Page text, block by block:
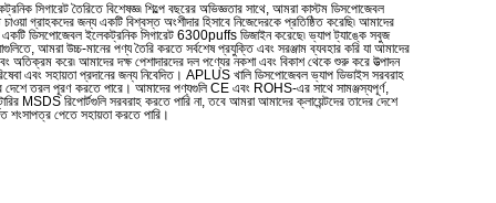
সিগারেট তৈরিতে বিশেষজ্ঞ৷ শিল্পে বছরের অভিজ্ঞতার সাথে, আমরা কাস্টম ডিসপোজেবল
গ্রাহকদের জন্য একটি বিশ্বস্ত অংশীদার হিসাবে নিজেদেরকে প্রতিষ্ঠিত করেছি৷ আমাদের
ডিসপোজেবল ইলেকট্রনিক সিগারেট 6300puffs ডিজাইন করেছে৷ ভ্যাপ ট্যাঙ্কে সবুজ
আমরা উচ্চ-মানের পণ্য তৈরি করতে সর্বশেষ প্রযুক্তি এবং সরঞ্জাম ব্যবহার করি যা আমাদের
অতিক্রম করে৷ আমাদের দক্ষ পেশাদারদের দল পণ্যের নকশা এবং বিকাশ থেকে শুরু করে উত্পাদন
এবং সহায়তা প্রদানের জন্য নিবেদিত। APLUS খালি ডিসপোজেবল ভ্যাপ ডিভাইস সরবরাহ
দেশে তরল পূরণ করতে পারে। আমাদের পণ্যগুলি CE এবং ROHS-এর সাথে সামঞ্জস্যপূর্ণ,
MSDS রিপোর্টগুলি সরবরাহ করতে পারি না, তবে আমরা আমাদের ক্লায়েন্টদের তাদের দেশে
শংসাপত্র পেতে সহায়তা করতে পারি।